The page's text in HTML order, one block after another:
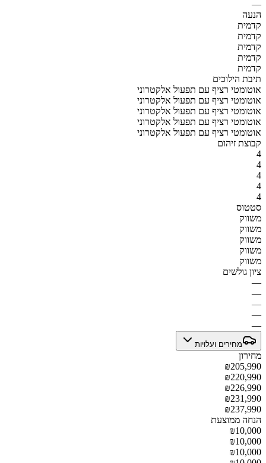
—
הנעה
קדמית
קדמית
קדמית
קדמית
קדמית
תיבת הילוכים
אוטומטי רציף עם תפעול אלקטרוני
אוטומטי רציף עם תפעול אלקטרוני
אוטומטי רציף עם תפעול אלקטרוני
אוטומטי רציף עם תפעול אלקטרוני
אוטומטי רציף עם תפעול אלקטרוני
קבוצת זיהום
4
4
4
4
4
סטטוס
משווק
משווק
משווק
משווק
משווק
ציון גולשים
—
—
—
—
—
מחירים ועלויות
מחירון
₪205,990
₪220,990
₪226,990
₪231,990
₪237,990
הנחה ממוצעת
₪10,000
₪10,000
₪10,000